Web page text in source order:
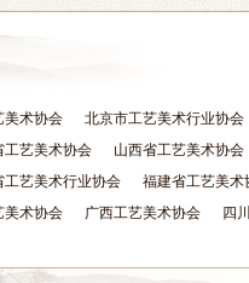
美术协会
北京市工艺美术行业协会
工艺美术协会
山西省工艺美术协会
工艺美术行业协会
福建省工艺美术
美术协会 广西工艺美术协会 四